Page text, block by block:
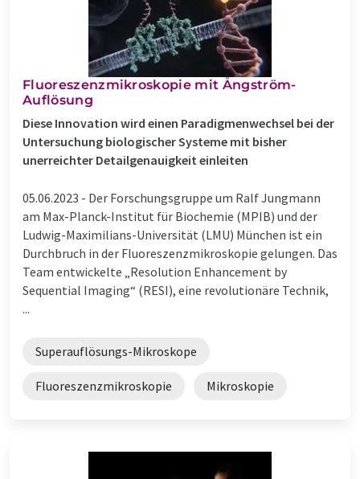
Fluoreszenzmikroskopie mit Ångström-
Auflösung
Diese Innovation wird einen Paradigmenwechsel bei der
Untersuchung biologischer Systeme mit bisher
unerreichter Detailgenauigkeit einleiten
05.06.2023 - Der Forschungsgruppe um Ralf Jungmann
am Max-Planck-Institut für Biochemie (MPIB) und der
Ludwig-Maximilians-Universität (LMU) München ist ein
Durchbruch in der Fluoreszenzmikroskopie gelungen. Das
Team entwickelte „Resolution Enhancement by
Sequential Imaging“ (RESI), eine revolutionäre Technik,
...
Superauflösungs-Mikroskope
Fluoreszenzmikroskopie Mikroskopie